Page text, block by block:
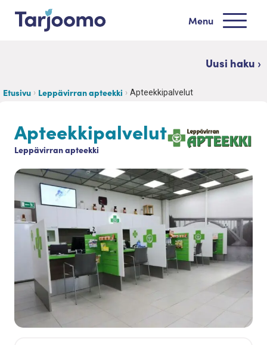
Siirry sisältöön
Menu
Uusi haku ›
Etusivu Leppävirran apteekki Apteekkipalvelut
Apteekkipalvelut
Leppävirran apteekki